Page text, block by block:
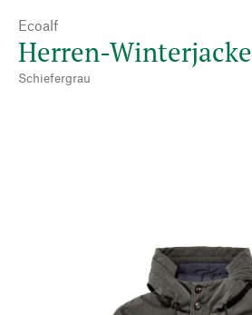
Ecoalf
Herren-Winterjacke
Schiefergrau